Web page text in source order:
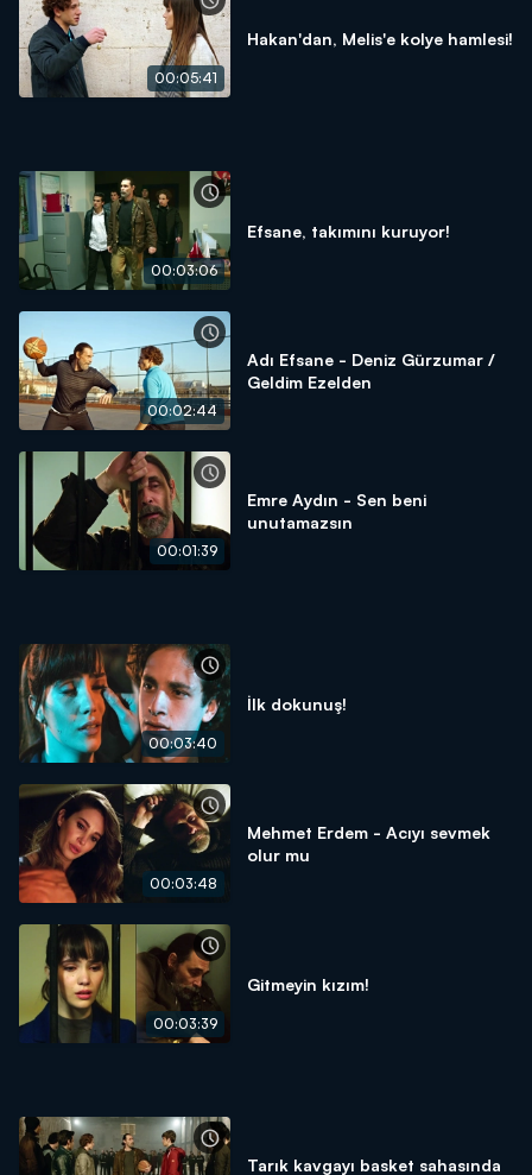
00:05:41
Hakan'dan, Melis'e kolye hamlesi!
00:03:06
Efsane, takımını kuruyor!
00:02:44
Adı Efsane - Deniz Gürzumar /
Geldim Ezelden
00:01:39
Emre Aydın - Sen beni
unutamazsın
00:03:40
İlk dokunuş!
00:03:48
Mehmet Erdem - Acıyı sevmek
olur mu
00:03:39
Gitmeyin kızım!
Tarık kavgayı basket sahasında